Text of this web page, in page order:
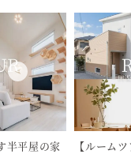
半平屋の家
【ルーム